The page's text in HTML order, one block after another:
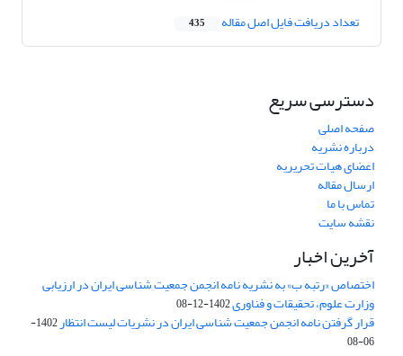
تعداد دریافت فایل اصل مقاله 435
دسترسی سریع
صفحه اصلی
درباره نشریه
اعضای هیات تحریریه
ارسال مقاله
تماس با ما
نقشه سایت
آخرین اخبار
اختصاص «رتبه ب» به نشریه نامه انجمن جمعیت شناسی ایران در ارزیابی
وزارت علوم، تحقیقات و فناوری1402-12-08
قرار گرفتن نامه انجمن جمعیت شناسی ایران در نشریات لیست انتظار
1402-
06-08